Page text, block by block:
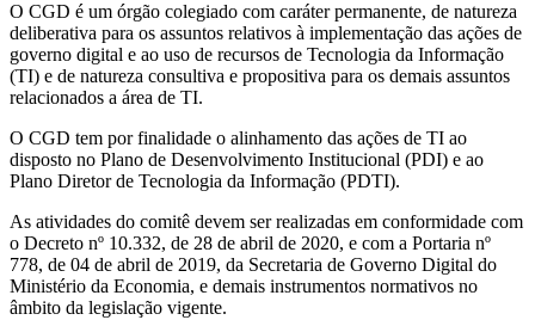
O CGD é um órgão colegiado com caráter permanente, de natureza
deliberativa para os assuntos relativos à implementação das ações de
governo digital e ao uso de recursos de Tecnologia da Informação
(TI) e de natureza consultiva e propositiva para os demais assuntos
relacionados a área de TI.
O CGD tem por finalidade o alinhamento das ações de TI ao
disposto no Plano de Desenvolvimento Institucional (PDI) e ao
Plano Diretor de Tecnologia da Informação (PDTI).
As atividades do comitê devem ser realizadas em conformidade com
o Decreto nº 10.332, de 28 de abril de 2020, e com a Portaria nº
778, de 04 de abril de 2019, da Secretaria de Governo Digital do
Ministério da Economia, e demais instrumentos normativos no
âmbito da legislação vigente.